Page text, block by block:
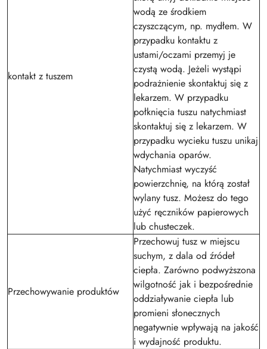
kontakt z tuszem
wodą ze środkiem
czyszczącym, np. mydłem. W
przypadku kontaktu z
ustami/oczami przemyj je
czystą wodą. Jeżeli wystąpi
podrażnienie skontaktuj się z
lekarzem. W przypadku
połknięcia tuszu natychmiast
skontaktuj się z lekarzem. W
przypadku wycieku tuszu unikaj
wdychania oparów.
Natychmiast wyczyść
powierzchnię, na którą został
wylany tusz. Możesz do tego
użyć ręczników papierowych
lub chusteczek.
Przechowywanie produktów
Przechowuj tusz w miejscu
suchym, z dala od źródeł
ciepła. Zarówno podwyższona
wilgotność jak i bezpośrednie
oddziaływanie ciepła lub
promieni słonecznych
negatywnie wpływają na jakość
i wydajność produktu.